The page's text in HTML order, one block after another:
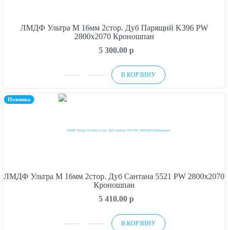
ЛМДФ Ультра М 16мм 2стор. Дуб Парящий K396 PW
2800х2070 Кроношпан
5 300.00 p
В КОРЗИНУ
Новинка
ЛМДФ Ультра М 16мм 2стор. Дуб Сантана 5521 PW 2800х2070
Кроношпан
5 410.00 p
В КОРЗИНУ